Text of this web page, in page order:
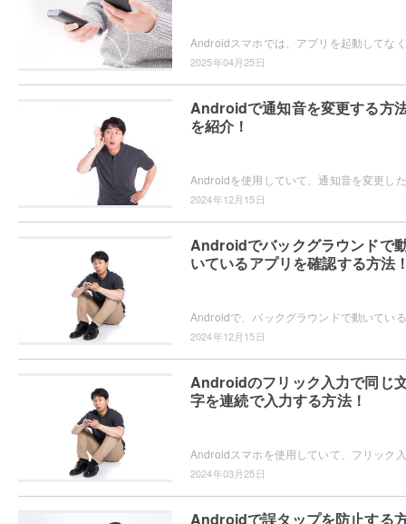
2025年04月25日
Androidで通知音を変更する方
を紹介！
2024年12月15日
Androidでバックグラウンドで
いているアプリを確認する方法
2024年12月15日
Androidのフリック入力で同じ
字を連続で入力する方法！
2024年03月25日
Androidで誤タップを防止する